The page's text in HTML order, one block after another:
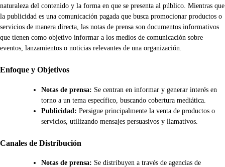
naturaleza del contenido y la forma en que se presenta al público. Mientras que
la publicidad es una comunicación pagada que busca promocionar productos o
servicios de manera directa, las notas de prensa son documentos informativos
que tienen como objetivo informar a los medios de comunicación sobre
eventos, lanzamientos o noticias relevantes de una organización.
Enfoque y Objetivos
Notas de prensa: Se centran en informar y generar interés en
torno a un tema específico, buscando cobertura mediática.
Publicidad: Persigue principalmente la venta de productos o
servicios, utilizando mensajes persuasivos y llamativos.
Canales de Distribución
Notas de prensa: Se distribuyen a través de agencias de